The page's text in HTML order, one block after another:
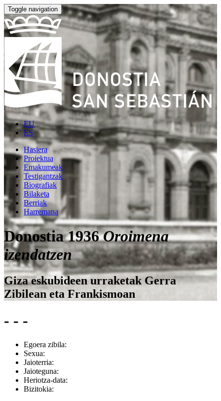
Toggle navigation
EU
ES
Hasiera
Proiektua
Emakumeak
Testigantzak
Biografiak
Bilaketa
Berriak
Harremana
Donostia 1936Oroimena
izendatzen
Giza eskubideen urraketak Gerra
Zibilean eta Frankismoan
- - -
Egoera zibila:
Sexua:
Jaioterria:
Jaioteguna:
Heriotza-data:
Bizitokia: